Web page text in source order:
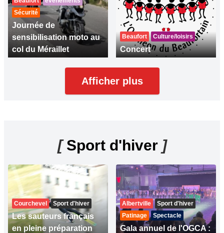
Sécurité
Journée de
sensibilisation moto au
col du Méraillet
Beaufort Culture/loisirs
Concert
Afficher plus
[Sport d'hiver ]
Courchevel Sport d'hiver
Les sauteurs français
en pleine préparation
Albertville
Sport d'hiver
Patinage
Spectacle
Gala annuel de l'OGCA :